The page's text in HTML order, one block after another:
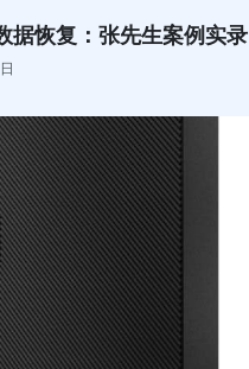
据恢复：张先生案例实录